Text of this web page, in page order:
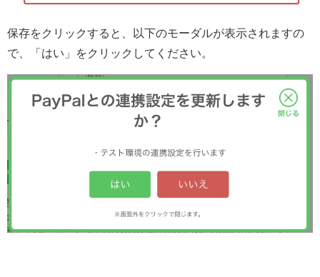
保存をクリックすると、以下のモーダルが表示されますの
で、「はい」をクリックしてください。